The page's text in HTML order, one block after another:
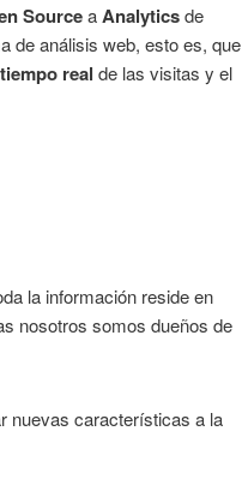
SourceaAnalyticsde
de análisis web, esto es, que
real de las visitas y el
la información reside en
nosotros somos dueños de
nuevas características a la